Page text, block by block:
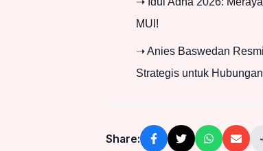
MUI!
➝ Anies Baswedan
Strategis untuk
Share: